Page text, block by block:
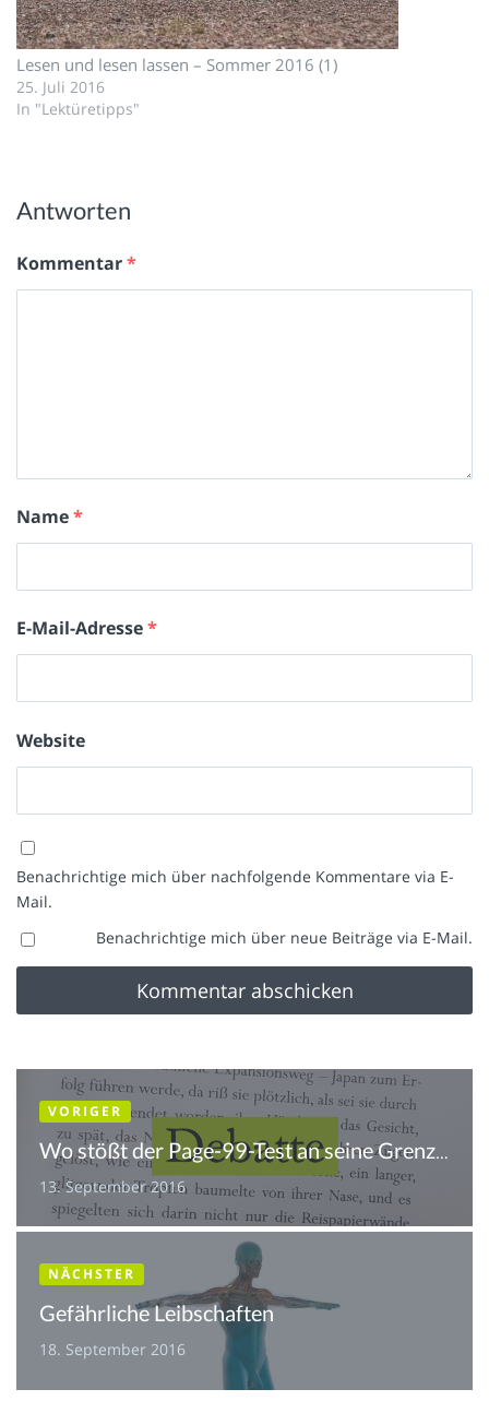
Lesen und lesen lassen – Sommer 2016 (1)
25. Juli 2016
In "Lektüretipps"
Antworten
Kommentar*
Name*
E-Mail-Adresse*
Website
Benachrichtige mich über nachfolgende Kommentare via E-
Mail.
Benachrichtige mich über neue Beiträge via E-Mail.
VORIGER
Wo stößt der Page-99-Test an seine Grenzen?
13. September 2016
NÄCHSTER
Gefährliche Leibschaften
18. September 2016